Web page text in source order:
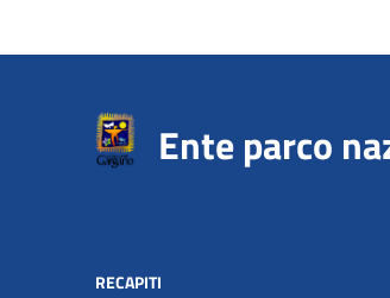
Ente parco
RECAPITI